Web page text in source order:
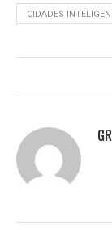
CIDADES